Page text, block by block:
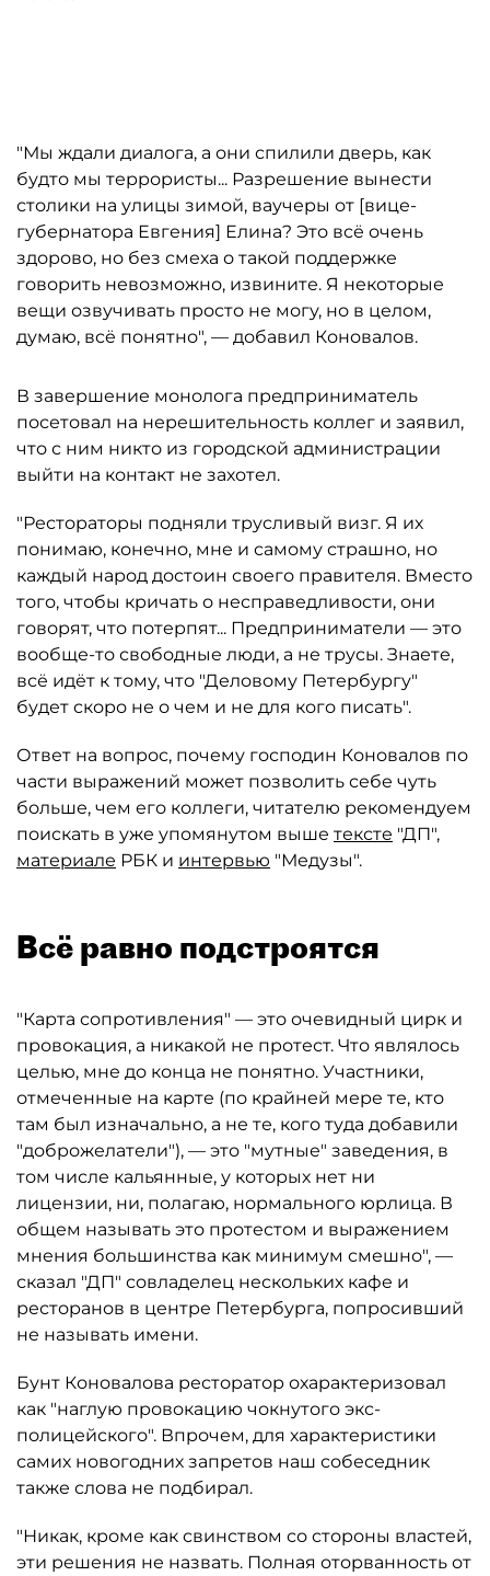
"Мы ждали диалога, а они спилили дверь, как
будто мы террористы... Разрешение вынести
столики на улицы зимой, ваучеры от [вице-
губернатора Евгения] Елина? Это всё очень
здорово, но без смеха о такой поддержке
говорить невозможно, извините. Я некоторые
вещи озвучивать просто не могу, но в целом,
думаю, всё понятно", — добавил Коновалов.
В завершение монолога предприниматель
посетовал на нерешительность коллег и заявил,
что с ним никто из городской администрации
выйти на контакт не захотел.
"Рестораторы подняли трусливый визг. Я их
понимаю, конечно, мне и самому страшно, но
каждый народ достоин своего правителя. Вместо
того, чтобы кричать о несправедливости, они
говорят, что потерпят... Предприниматели — это
вообще-то свободные люди, а не трусы. Знаете,
всё идёт к тому, что "Деловому Петербургу"
будет скоро не о чем и не для кого писать".
Ответ на вопрос, почему господин Коновалов по
части выражений может позволить себе чуть
больше, чем его коллеги, читателю рекомендуем
поискать в уже упомянутом выше тексте "ДП",
материале РБК и интервью "Медузы".
Всё равно подстроятся
"Карта сопротивления" — это очевидный цирк и
провокация, а никакой не протест. Что являлось
целью, мне до конца не понятно. Участники,
отмеченные на карте (по крайней мере те, кто
там был изначально, а не те, кого туда добавили
"доброжелатели"), — это "мутные" заведения, в
том числе кальянные, у которых нет ни
лицензии, ни, полагаю, нормального юрлица. В
общем называть это протестом и выражением
мнения большинства как минимум смешно", —
сказал "ДП" совладелец нескольких кафе и
ресторанов в центре Петербурга, попросивший
не называть имени.
Бунт Коновалова ресторатор охарактеризовал
как "наглую провокацию чокнутого экс-
полицейского". Впрочем, для характеристики
самих новогодних запретов наш собеседник
также слова не подбирал.
"Никак, кроме как свинством со стороны властей,
эти решения не назвать. Полная оторванность от